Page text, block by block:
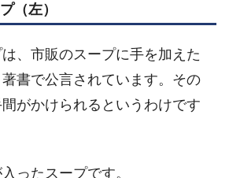
（左）
、市販のスープに手を加えた
著書で公言されています。その
がかけられるというわけです
ったスープです。